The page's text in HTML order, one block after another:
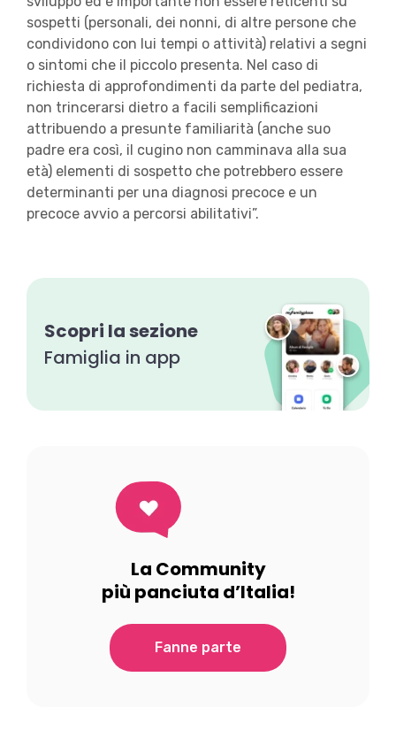
sospetti (personali, dei nonni, di altre persone che
condividono con lui tempi o attività) relativi a segni
o sintomi che il piccolo presenta. Nel caso di
richiesta di approfondimenti da parte del pediatra,
non trincerarsi dietro a facili semplificazioni
attribuendo a presunte familiarità (anche suo
padre era così, il cugino non camminava alla sua
età) elementi di sospetto che potrebbero essere
determinanti per una diagnosi precoce e un
precoce avvio a percorsi abilitativi”.
Scopri la sezione
Famiglia in app
La Community
più panciuta d’Italia!
Fanne parte